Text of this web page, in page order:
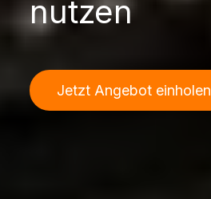
nutzen
Jetzt Angebot einholen